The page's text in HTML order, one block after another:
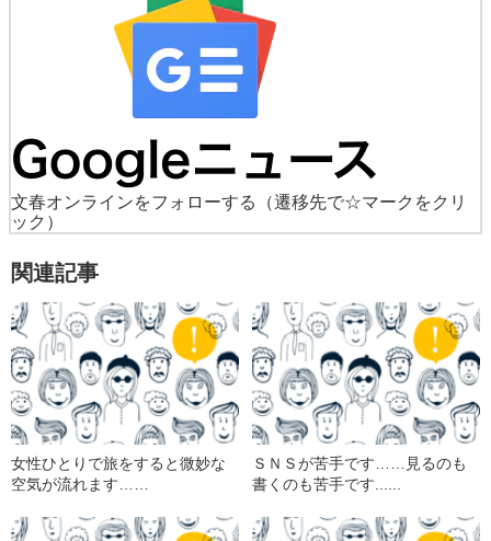
文春オンラインをフォローする
（遷移先で☆マークをクリ
ック）
関連記事
女性ひとりで旅をすると微妙な
空気が流れます……
ＳＮＳが苦手です……見るのも
書くのも苦手です......